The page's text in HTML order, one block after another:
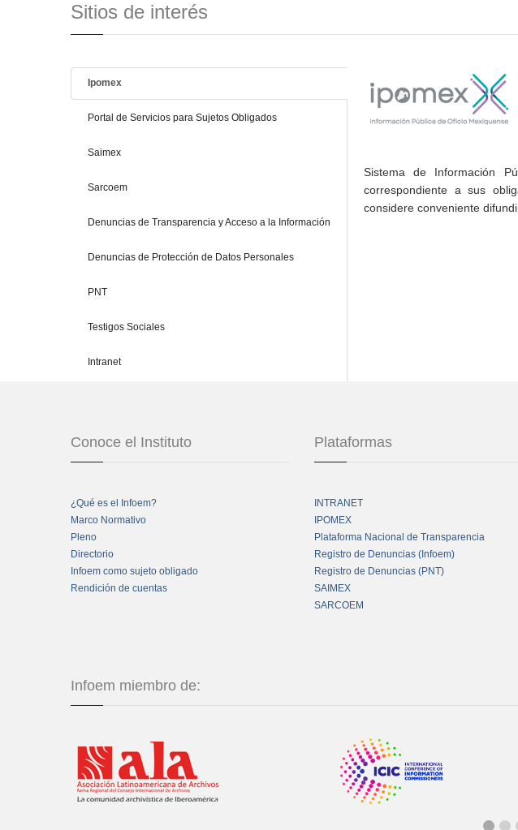
Sitios de interés
Ipomex
Portal de Servicios para Sujetos Obligados
Saimex
Sarcoem
Denuncias de Transparencia y Acceso a la Información
Denuncias de Protección de Datos Personales
PNT
Testigos Sociales
Intranet
Sistema de Información
correspondiente a sus
considere conveniente
Conoce el Instituto
¿Qué es el Infoem?
Marco Normativo
Pleno
Directorio
Infoem como sujeto obligado
Rendición de cuentas
Plataformas
INTRANET
IPOMEX
Plataforma Nacional de Transparencia
Registro de Denuncias (Infoem)
Registro de Denuncias (PNT)
SAIMEX
SARCOEM
Infoem miembro de: